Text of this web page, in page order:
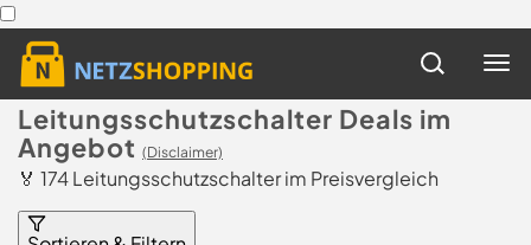
Leitungsschutzschalter Deals im
Angebot (Disclaimer)
🏅 174 Leitungsschutzschalter im Preisvergleich